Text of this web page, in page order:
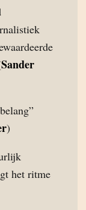
Sander
)
het ritme